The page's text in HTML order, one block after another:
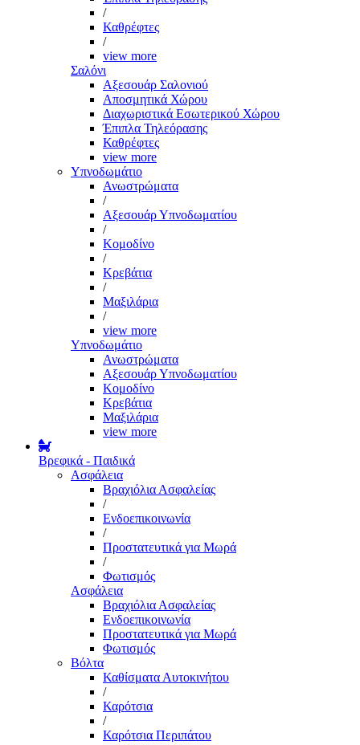
/
Καθρέφτες
/
view more
Σαλόνι
Αξεσουάρ Σαλονιού
Αποσμητικά Χώρου
Διαχωριστικά Εσωτερικού Χώρου
Έπιπλα Τηλεόρασης
Καθρέφτες
view more
Υπνοδωμάτιο
Ανωστρώματα
/
Αξεσουάρ Υπνοδωματίου
/
Κομοδίνο
/
Κρεβάτια
/
Μαξιλάρια
/
view more
Υπνοδωμάτιο
Ανωστρώματα
Αξεσουάρ Υπνοδωματίου
Κομοδίνο
Κρεβάτια
Μαξιλάρια
view more
Βρεφικά - Παιδικά
Ασφάλεια
Βραχιόλια Ασφαλείας
/
Ενδοεπικοινωνία
/
Προστατευτικά για Μωρά
/
Φωτισμός
Ασφάλεια
Βραχιόλια Ασφαλείας
Ενδοεπικοινωνία
Προστατευτικά για Μωρά
Φωτισμός
Βόλτα
Καθίσματα Αυτοκινήτου
/
Καρότσια
/
Καρότσια Περιπάτου